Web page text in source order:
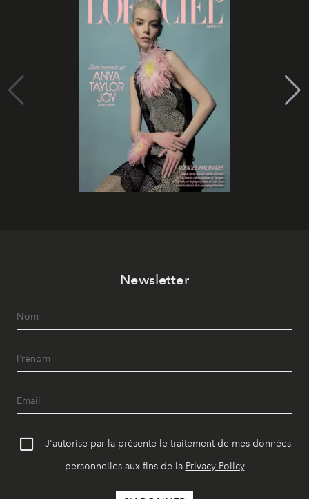
Newsletter
J'autorise par la présente le traitement de mes données
personnelles aux fins de la Privacy Policy